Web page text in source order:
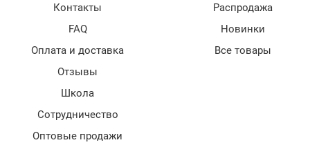
Контакты
FAQ
Оплата и доставка
Отзывы
Школа
Сотрудничество
Оптовые продажи
Распродажа
Новинки
Все товары